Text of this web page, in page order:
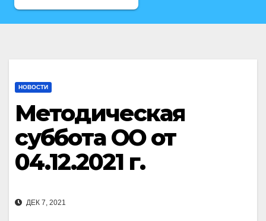
НОВОСТИ
Методическая
суббота ОО от
04.12.2021 г.
ДЕК 7, 2021